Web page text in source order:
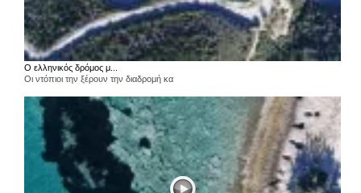
Ο ελληνικός δρόμος μ...
Οι ντόπιοι την ξέρουν την διαδρομή κα